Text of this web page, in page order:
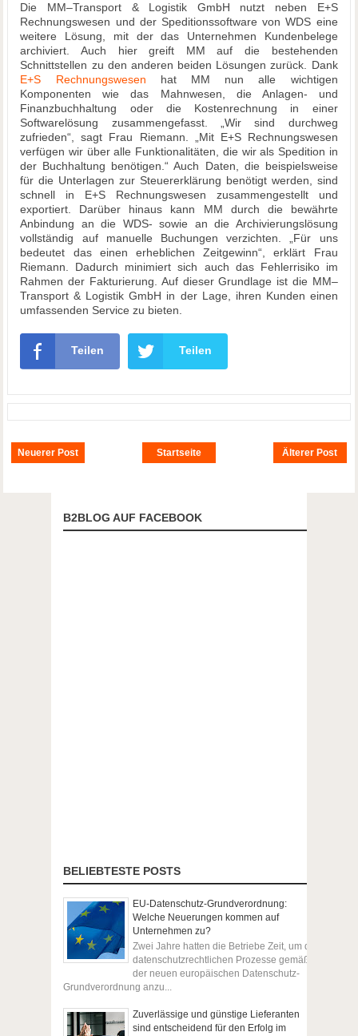
Die MM–Transport & Logistik GmbH nutzt neben E+S
Rechnungswesen und der Speditionssoftware von WDS eine
weitere Lösung, mit der das Unternehmen Kundenbelege
archiviert. Auch hier greift MM auf die bestehenden
Schnittstellen zu den anderen beiden Lösungen zurück. Dank
E+S Rechnungswesen hat MM nun alle wichtigen
Komponenten wie das Mahnwesen, die Anlagen- und
Finanzbuchhaltung oder die Kostenrechnung in einer
Softwarelösung zusammengefasst. „Wir sind durchweg
zufrieden“, sagt Frau Riemann. „Mit E+S Rechnungswesen
verfügen wir über alle Funktionalitäten, die wir als Spedition in
der Buchhaltung benötigen.“ Auch Daten, die beispielsweise
für die Unterlagen zur Steuererklärung benötigt werden, sind
schnell in E+S Rechnungswesen zusammengestellt und
exportiert. Darüber hinaus kann MM durch die bewährte
Anbindung an die WDS- sowie an die Archivierungslösung
vollständig auf manuelle Buchungen verzichten. „Für uns
bedeutet das einen erheblichen Zeitgewinn“, erklärt Frau
Riemann. Dadurch minimiert sich auch das Fehlerrisiko im
Rahmen der Fakturierung. Auf dieser Grundlage ist die MM–
Transport & Logistik GmbH in der Lage, ihren Kunden einen
umfassenden Service zu bieten.
Teilen Teilen
Neuerer Post Älterer Post
Startseite
B2BLOG AUF FACEBOOK
BELIEBTESTE POSTS
EU-Datenschutz-Grundverordnung:
Welche Neuerungen kommen auf
Unternehmen zu?
Zwei Jahre hatten die Betriebe Zeit, um die
datenschutzrechtlichen Prozesse gemäß
der neuen europäischen Datenschutz-
Grundverordnung anzu...
Zuverlässige und günstige Lieferanten
sind entscheidend für den Erfolg im